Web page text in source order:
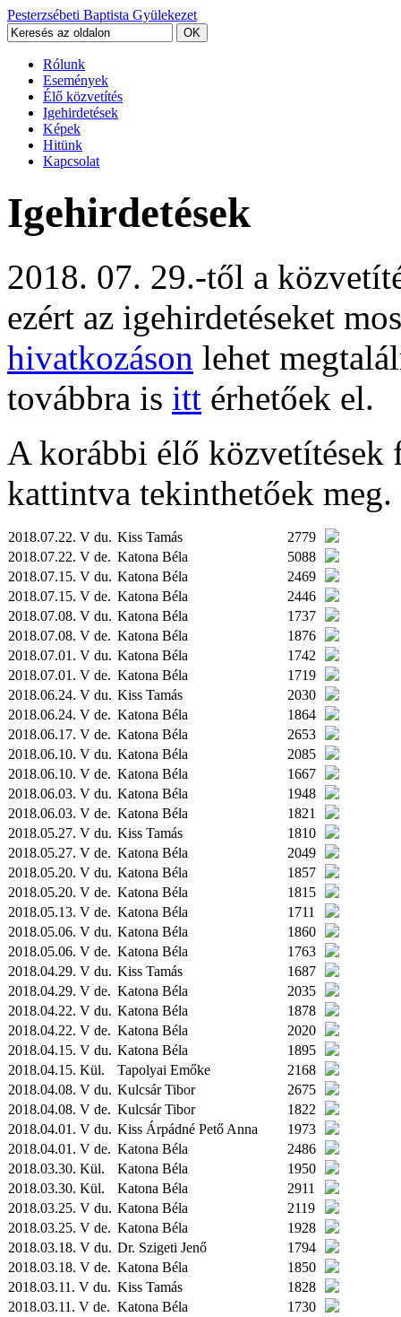
Pesterzsébeti Baptista Gyülekezet
Rólunk
Események
Élő közvetítés
Igehirdetések
Képek
Hitünk
Kapcsolat
Igehirdetések
2018. 07. 29.-től a
ezért az igehirdetéseket
hivatkozáson lehet
továbbra is itt érhetőek el.
A korábbi élő közvetítések
kattintva tekinthetőek meg.
2018.07.22. V du. Kiss Tamás
2779
2018.07.22. V de. Katona Béla
5088
2018.07.15. V du. Katona Béla
2469
2018.07.15. V de. Katona Béla
2446
2018.07.08. V du. Katona Béla
1737
2018.07.08. V de. Katona Béla
1876
2018.07.01. V du. Katona Béla
1742
2018.07.01. V de. Katona Béla
1719
2018.06.24. V du. Kiss Tamás
2030
2018.06.24. V de. Katona Béla
1864
2018.06.17. V de. Katona Béla
2653
2018.06.10. V du. Katona Béla
2085
2018.06.10. V de. Katona Béla
1667
2018.06.03. V du. Katona Béla
1948
2018.06.03. V de. Katona Béla
1821
2018.05.27. V du. Kiss Tamás
1810
2018.05.27. V de. Katona Béla
2049
2018.05.20. V du. Katona Béla
1857
2018.05.20. V de. Katona Béla
1815
2018.05.13. V de. Katona Béla
1711
2018.05.06. V du. Katona Béla
1860
2018.05.06. V de. Katona Béla
1763
2018.04.29. V du. Kiss Tamás
1687
2018.04.29. V de. Katona Béla
2035
2018.04.22. V du. Katona Béla
1878
2018.04.22. V de. Katona Béla
2020
2018.04.15. V du. Katona Béla
1895
2018.04.15. Kül. Tapolyai Emőke
2168
2018.04.08. V du. Kulcsár Tibor
2675
2018.04.08. V de. Kulcsár Tibor
1822
2018.04.01. V du. Kiss Árpádné Pető Anna
1973
2018.04.01. V de. Katona Béla
2486
2018.03.30. Kül. Katona Béla
1950
2018.03.30. Kül. Katona Béla
2911
2018.03.25. V du. Katona Béla
2119
2018.03.25. V de. Katona Béla
1928
2018.03.18. V du. Dr. Szigeti Jenő
1794
2018.03.18. V de. Katona Béla
1850
2018.03.11. V du. Kiss Tamás
1828
2018.03.11. V de. Katona Béla
1730